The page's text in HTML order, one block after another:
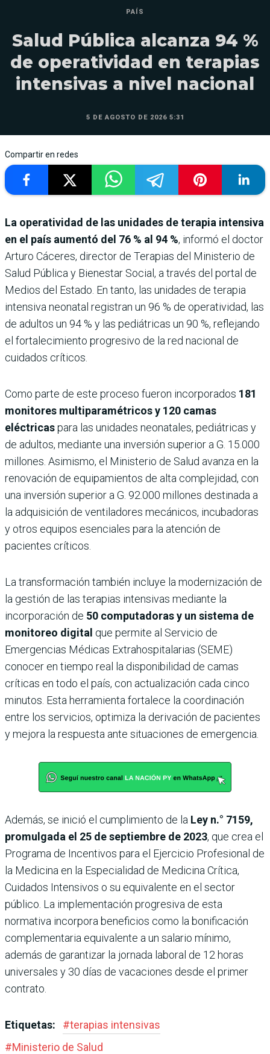
PAÍS
Salud Pública alcanza 94 %
de operatividad en terapias
intensivas a nivel nacional
5 DE AGOSTO DE 2026 5:31
Compartir en redes
La operatividad de las unidades de terapia intensiva
en el país aumentó del 76 % al 94 %, informó el doctor
Arturo Cáceres, director de Terapias del Ministerio de
Salud Pública y Bienestar Social, a través del portal de
Medios del Estado. En tanto, las unidades de terapia
intensiva neonatal registran un 96 % de operatividad, las
de adultos un 94 % y las pediátricas un 90 %, reflejando
el fortalecimiento progresivo de la red nacional de
cuidados críticos.
Como parte de este proceso fueron incorporados 181
monitores multiparamétricos y 120 camas
eléctricaspara las unidades neonatales, pediátricas y
de adultos, mediante una inversión superior a G. 15.000
millones. Asimismo, el Ministerio de Salud avanza en la
renovación de equipamientos de alta complejidad, con
una inversión superior a G. 92.000 millones destinada a
la adquisición de ventiladores mecánicos, incubadoras
y otros equipos esenciales para la atención de
pacientes críticos.
La transformación también incluye la modernización de
la gestión de las terapias intensivas mediante la
incorporación de 50 computadoras y un sistema de
monitoreo digital que permite al Servicio de
Emergencias Médicas Extrahospitalarias (SEME)
conocer en tiempo real la disponibilidad de camas
críticas en todo el país, con actualización cada cinco
minutos. Esta herramienta fortalece la coordinación
entre los servicios, optimiza la derivación de pacientes
y mejora la respuesta ante situaciones de emergencia.
Además, se inició el cumplimiento de la Ley n.° 7159,
promulgada el 25 de septiembre de 2023, que crea el
Programa de Incentivos para el Ejercicio Profesional de
la Medicina en la Especialidad de Medicina Crítica,
Cuidados Intensivos o su equivalente en el sector
público. La implementación progresiva de esta
normativa incorpora beneficios como la bonificación
complementaria equivalente a un salario mínimo,
además de garantizar la jornada laboral de 12 horas
universales y 30 días de vacaciones desde el primer
contrato.
Etiquetas: #terapias intensivas
#Ministerio de Salud